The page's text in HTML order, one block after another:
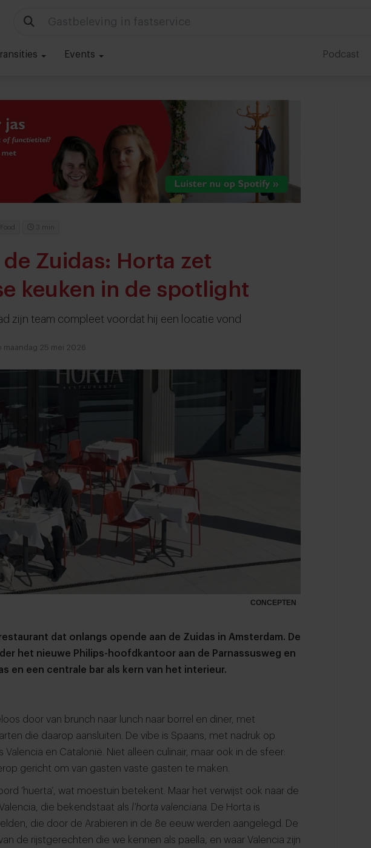
Technologie in foodservice
Events Podcast
Food 3 min
de Zuidas: Horta zet
keuken in de spotlight
zijn team compleet voordat hij een locatie vond
maandag 25 mei 2026
CONCEPTEN
dat onlangs opende aan de Zuidas in Amsterdam. De
het nieuwe Philips-hoofdkantoor aan de Parnassusweg en
en een centrale bar als kern van het interieur.
door van brunch naar lunch naar borrel en diner, met
die daarop aansluiten. De vibe is Spaans, met nadruk op
Valencia en Catalonië. Niet alleen culinair, maar ook in de sfeer:
gericht om van gasten vaste gasten te maken.
‘huerta’, wat moestuin betekent. Maar het verwijst ook naar de
die bekendstaat als l'horta valenciana . De Horta is
die door de Arabieren in de 8e eeuw werden aangelegd. De
de rijstgerechten die we kennen als paella, en waar Valencia zijn